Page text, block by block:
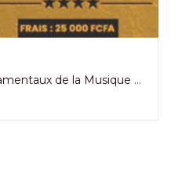
Master Class: Les Fondamentaux de la Musique à Bonabéri Café du 04 au 21 Octobre 2021